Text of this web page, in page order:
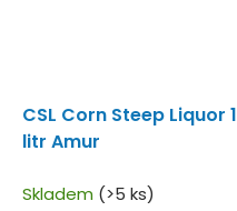
CSL Corn Steep Liquor 1
litr Amur
Skladem (>5 ks)